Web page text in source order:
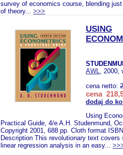
survey of economics course, blending
of theory... >>>
USING
AWL, 2000,
cena netto:
cena
dodaj do
Using
Practical Guide, 4/e A.H. Studenmund,
Copyright 2001, 688 pp. Cloth format
Description This revolutionary text covers
linear regression analysis in an easy...